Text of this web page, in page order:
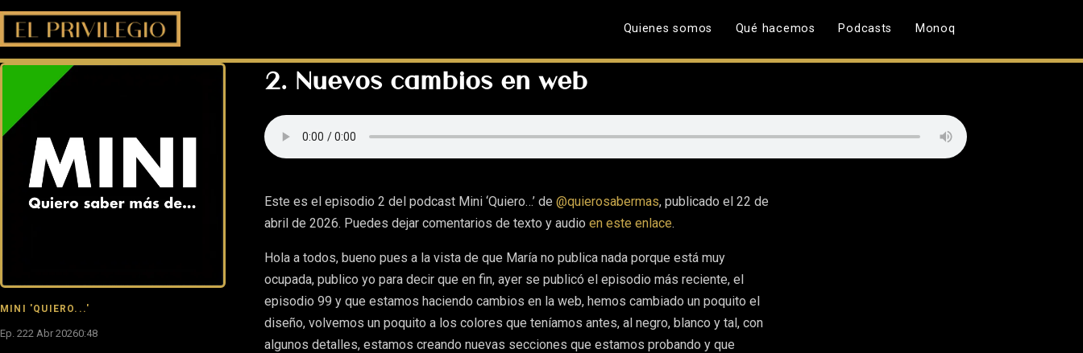
Quienes somos Qué hacemos Podcasts Monoq
MINI 'QUIERO...'
Ep. 222 Abr 20260:48
2. Nuevos cambios en web
Este es el episodio 2 del podcast Mini ‘Quiero…’ de @quierosabermas, publicado el 22 de
abril de 2026. Puedes dejar comentarios de texto y audio en este enlace.
Hola a todos, bueno pues a la vista de que María no publica nada porque está muy
ocupada, publico yo para decir que en fin, ayer se publicó el episodio más reciente, el
episodio 99 y que estamos haciendo cambios en la web, hemos cambiado un poquito el
diseño, volvemos un poquito a los colores que teníamos antes, al negro, blanco y tal, con
algunos detalles, estamos creando nuevas secciones que estamos probando y que